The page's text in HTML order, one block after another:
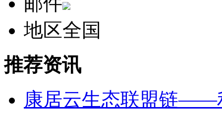
地区全国
推荐资讯
康居云生态联盟链——